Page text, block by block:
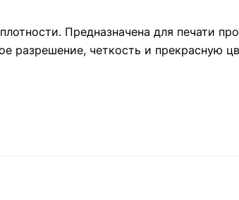
Предназначена для печати
разрешение, четкость и прекрасную